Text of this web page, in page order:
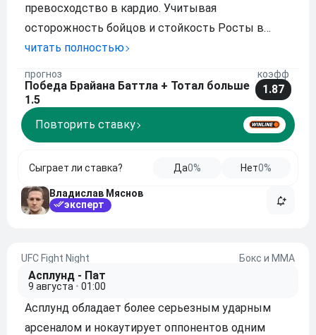
превосходство в кардио. Учитывая
осторожность бойцов и стойкость Росты в
начальных отрезках, бой вряд ли завершится
слишком быстро, но на дистанции Баттл заберет
инициативу и доведет дело до победы. Моя
ставка: Победа Брайана Баттл
читать полностью
прогноз
Победа Брайана Баттла + Тотал больше
1.5
коэфф
1.87
Повторить ставку
Сыграет ли ставка? Да0% Нет0%
Владислав Мяснов
эксперт
UFC Fight Night Бокс и ММА
Асплунд - Пат
9 августа • 01:00
Асплунд обладает более серьезным ударным
арсеналом и нокаутирует оппонентов одним